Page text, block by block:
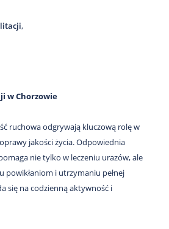
,
w Chorzowie
ruchowa odgrywają kluczową rolę w
jakości życia. Odpowiednia
nie tylko w leczeniu urazów, ale
powikłaniom i utrzymaniu pełnej
się na codzienną aktywność i